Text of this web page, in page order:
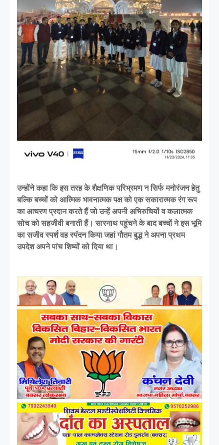
उन्होंने कहा कि इस तरह के शैक्षणिक परिभ्रमण न सिर्फ मनोरंजन हेतु
बल्कि बच्चों को आत्मिक भावनात्मक पक्ष को एक सकारात्मक रंग रूप
का आचरण प्रदान करते हैं जो उन्हें अपनी अभिरुचियों व कलात्मक
सोच को सहजीवी बनाती हैं। सारनाथ पहुंचने के बाद बच्चों ने इस भूमि
का सजीव स्पर्श वह स्पंदन किया जहां गौतम बुद्ध ने अपना प्रथम
उपदेश अपने पांच शिष्यों को दिया था।